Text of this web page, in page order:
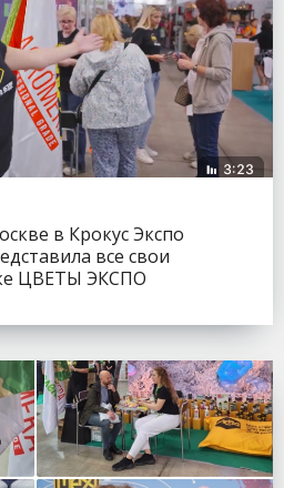
в Крокус Экспо
все свои
ЦВЕТЫ ЭКСПО